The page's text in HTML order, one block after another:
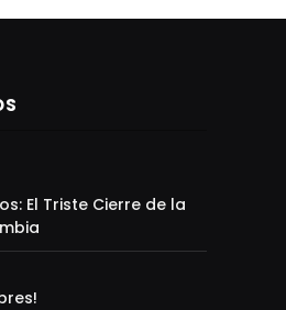
El Triste Cierre de la